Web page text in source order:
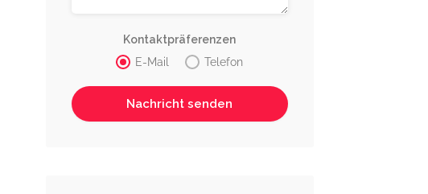
Kontaktpräferenzen
E-Mail
Telefon